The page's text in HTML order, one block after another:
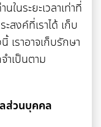
ในระยะเวลาเท่าที่
สงค์ที่เราได้ เก็บ
ราอาจเก็บรักษา
เป็นตาม
ส่วนบุคคล